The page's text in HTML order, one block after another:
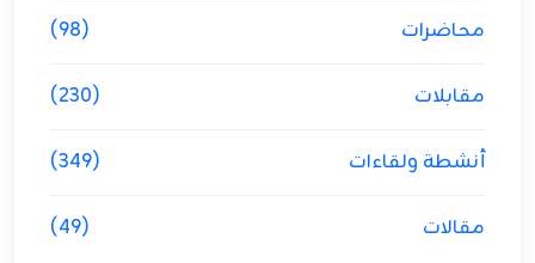
محاضرات (98)
مقابلات (230)
أنشطة ولقاءات (349)
مقالات (49)